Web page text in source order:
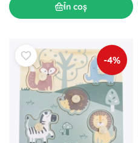
În coș
-4%